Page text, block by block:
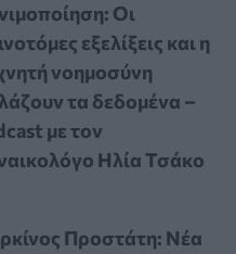
Οι
εξελίξεις και η
νοημοσύνη
τα δεδομένα –
με τον
Ηλία Τσάκο
Προστάτη: Νέα